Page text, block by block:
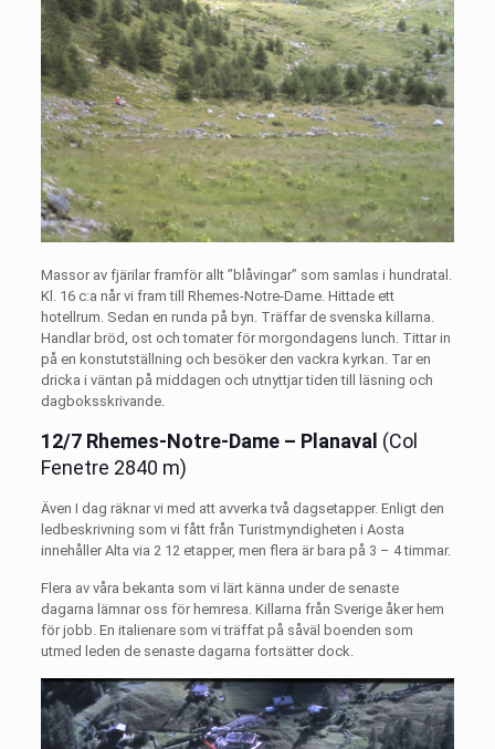
Massor av fjärilar framför allt ”blåvingar” som samlas i hundratal.
Kl. 16 c:a når vi fram till Rhemes-Notre-Dame. Hittade ett
hotellrum. Sedan en runda på byn. Träffar de svenska killarna.
Handlar bröd, ost och tomater för morgondagens lunch. Tittar in
på en konstutställning och besöker den vackra kyrkan. Tar en
dricka i väntan på middagen och utnyttjar tiden till läsning och
dagboksskrivande.
12/7 Rhemes-Notre-Dame – Planaval (Col
Fenetre 2840 m)
Även I dag räknar vi med att avverka två dagsetapper. Enligt den
ledbeskrivning som vi fått från Turistmyndigheten i Aosta
innehåller Alta via 2 12 etapper, men flera är bara på 3 – 4 timmar.
Flera av våra bekanta som vi lärt känna under de senaste
dagarna lämnar oss för hemresa. Killarna från Sverige åker hem
för jobb. En italienare som vi träffat på såväl boenden som
utmed leden de senaste dagarna fortsätter dock.